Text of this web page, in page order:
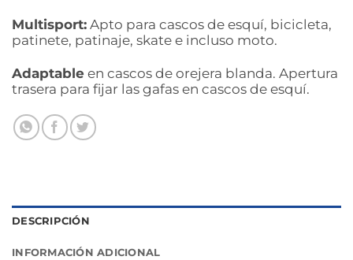
Multisport: Apto para cascos de esquí, bicicleta,
patinete, patinaje, skate e incluso moto.
Adaptable en cascos de orejera blanda. Apertura
trasera para fijar las gafas en cascos de esquí.
DESCRIPCIÓN
INFORMACIÓN ADICIONAL